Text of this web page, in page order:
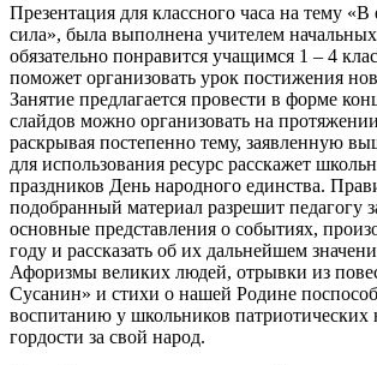
Презентация для классного часа на тему «В
сила», была выполнена учителем
обязательно понравится учащимся 1 – 4
поможет организовать урок постижения
Занятие предлагается провести в форме
слайдов можно организовать на
раскрывая постепенно тему, заявленную
для использования ресурс расскажет
праздников День народного единства.
подобранный материал разрешит педагогу
основные представления о событиях,
году и рассказать об их дальнейшем
Афоризмы великих людей, отрывки из
Сусанин» и стихи о нашей Родине
воспитанию у школьников
гордости за свой народ.